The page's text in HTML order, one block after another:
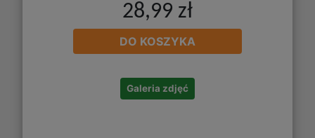
28,99 zł
DO KOSZYKA
Galeria zdjęć